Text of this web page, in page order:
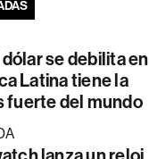
se debilita en
Latina tiene la
fuerte del mundo